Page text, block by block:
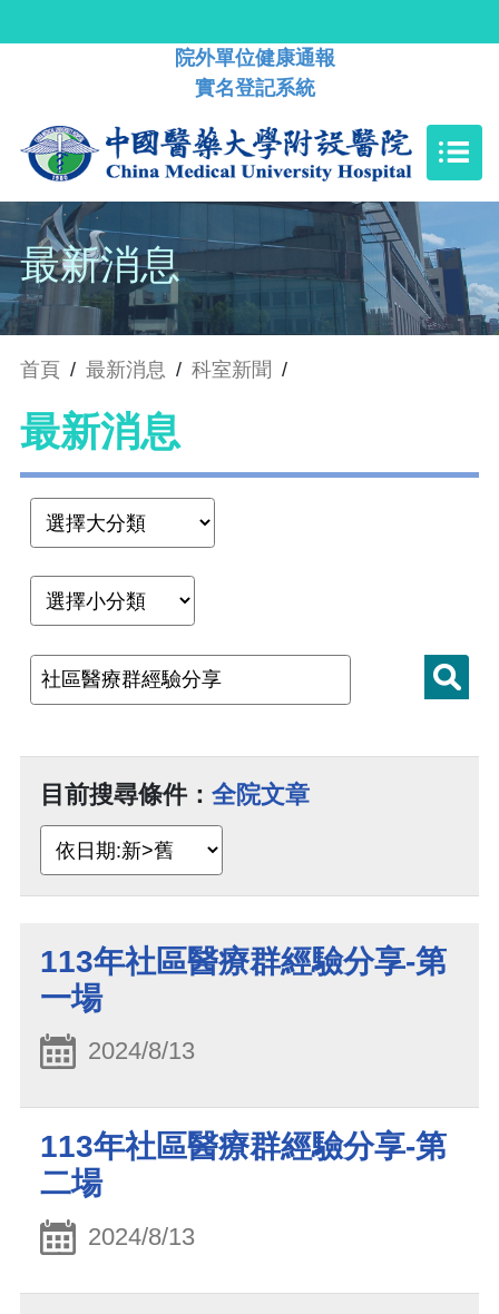
院外單位健康通報
實名登記系統
最新消息
首頁 / 最新消息 / 科室新聞 /
最新消息
目前搜尋條件： 全院文章
113年社區醫療群經驗分享-第
一場
2024/8/13
113年社區醫療群經驗分享-第
二場
2024/8/13